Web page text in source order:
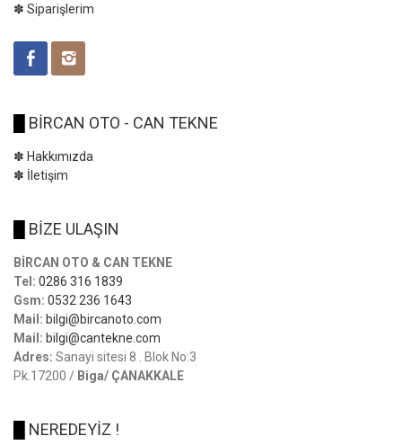
✽ Siparişlerim
BİRCAN OTO - CAN TEKNE
✽ Hakkımızda
✽ İletişim
BİZE ULAŞIN
BİRCAN OTO & CAN TEKNE
Tel: 0286 316 1839
Gsm: 0532 236 1643
Mail: bilgi@bircanoto.com
Mail: bilgi@cantekne.com
Adres: Sanayi sitesi 8 . Blok No:3
Pk.17200 / Biga/ ÇANAKKALE
NEREDEYİZ !